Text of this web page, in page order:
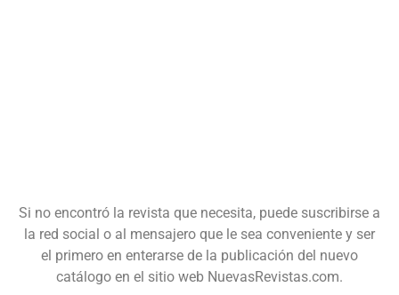
Si no encontró la revista que necesita, puede suscribirse a
la red social o al mensajero que le sea conveniente y ser
el primero en enterarse de la publicación del nuevo
catálogo en el sitio web NuevasRevistas.com.